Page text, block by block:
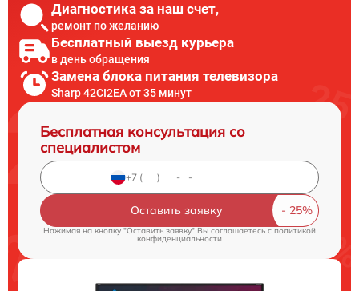
Диагностика за наш счет,
ремонт по желанию
Бесплатный выезд курьера
в день обращения
Замена блока питания телевизора
Sharp 42CI2EA от 35 минут
Бесплатная консультация со
специалистом
Оставить заявку
Нажимая на кнопку "Оставить заявку" Вы соглашаетесь cполитикой
конфиденциальности